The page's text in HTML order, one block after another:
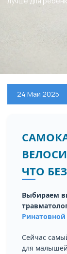
24 Май 2025
ЧТО
Выбираем
Сейчас
для